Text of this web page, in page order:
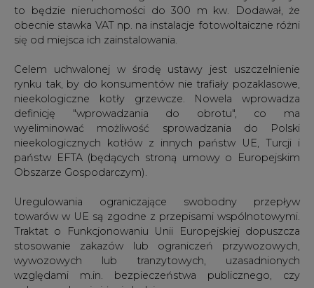
Celem uchwalonej w środę ustawy jest uszczelnienie
rynku tak, by do konsumentów nie trafiały pozaklasowe,
nieekologiczne kotły grzewcze. Nowela wprowadza
wyeliminować możliwość sprowadzania do Polski
nieekologicznych kotłów z innych państw UE, Turcji i
państw EFTA (będących stroną umowy o Europejskim
Obszarze Gospodarczym).
Uregulowania ograniczające swobodny przepływ
towarów w UE są zgodne z przepisami wspólnotowymi.
Traktat o Funkcjonowaniu Unii Europejskiej dopuszcza
wywozowych lub tranzytowych, uzasadnionych
względami m.in. bezpieczeństwa publicznego, czy
ochrony zdrowia i życia ludzi.
Nowe przepisy mają wzmocnić też system kontroli
sprzedawanych kotłów grzewczych.